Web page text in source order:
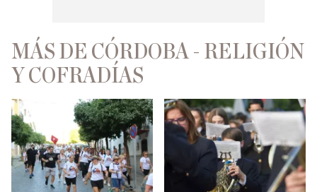
MÁS DE CÓRDOBA - RELIGIÓN
Y COFRADÍAS